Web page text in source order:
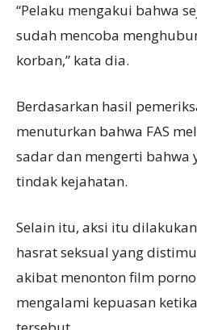
“Pelaku mengakui bahwa
sudah mencoba
korban,” kata dia.
Berdasarkan hasil
menuturkan bahwa FAS
sadar dan mengerti bahwa
tindak kejahatan.
Selain itu, aksi itu
hasrat seksual yang
akibat menonton film porno
mengalami kepuasan